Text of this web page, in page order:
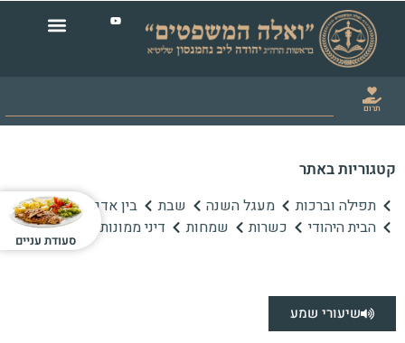
תרום
קטגוריות באתר
תפילה וברכות מעגל השנה שבת
בין אדם לחברו
הבית היהודי
כשרות שמחות דיני ממונות
שיעורי שמע
סעודת עניים